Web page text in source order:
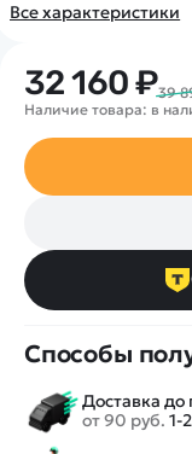
Все характеристики
32 160 ₽39
Наличие товара: в
Способы
Доставка до
от 90 руб. 1-